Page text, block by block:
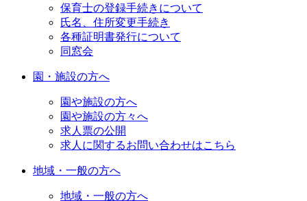
保育士の登録手続きについて
氏名、住所変更手続き
各種証明書発行について
同窓会
園・施設の方へ
園や施設の方へ
園や施設の方々へ
求人票の公開
求人に関するお問い合わせはこちら
地域・一般の方へ
地域・一般の方へ